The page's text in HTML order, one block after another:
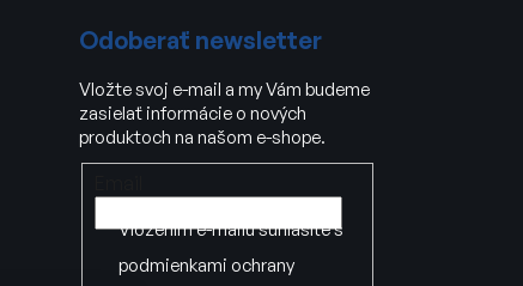
Odoberať newsletter
Vložte svoj e-mail a my Vám budeme
zasielať informácie o nových
produktoch na našom e-shope.
Vložením e-mailu súhlasíte s
podmienkami ochrany